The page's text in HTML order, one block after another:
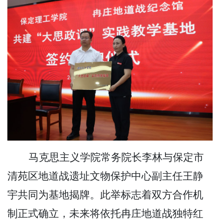
马克思主义学院常务院长李林与保定市
清苑区地道战遗址文物保护中心副主任王静
宇共同为基地揭牌。此举标志着双方合作机
制正式确立，未来将依托冉庄地道战独特红